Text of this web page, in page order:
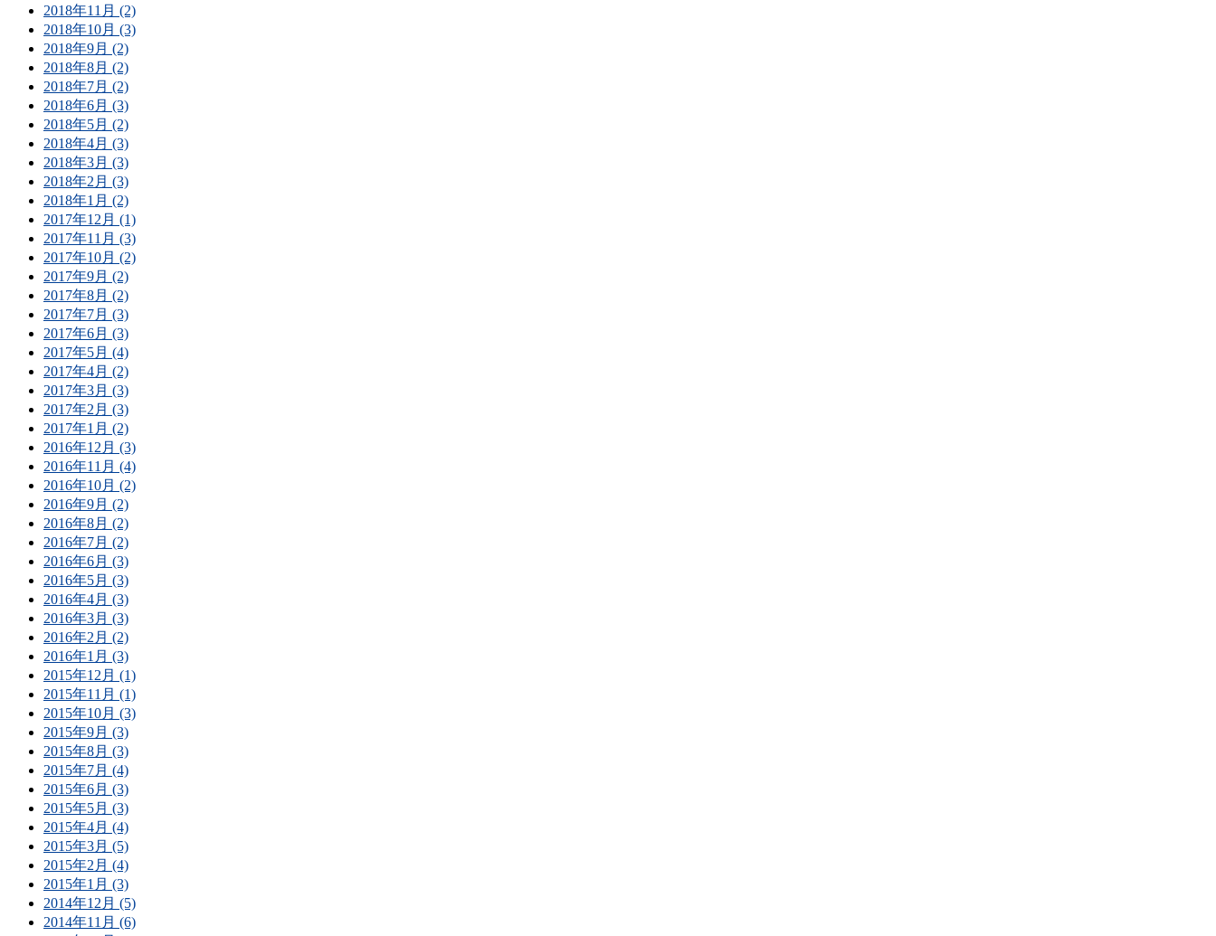
2018年11月 (2)
2018年10月 (3)
2018年9月 (2)
2018年8月 (2)
2018年7月 (2)
2018年6月 (3)
2018年5月 (2)
2018年4月 (3)
2018年3月 (3)
2018年2月 (3)
2018年1月 (2)
2017年12月 (1)
2017年11月 (3)
2017年10月 (2)
2017年9月 (2)
2017年8月 (2)
2017年7月 (3)
2017年6月 (3)
2017年5月 (4)
2017年4月 (2)
2017年3月 (3)
2017年2月 (3)
2017年1月 (2)
2016年12月 (3)
2016年11月 (4)
2016年10月 (2)
2016年9月 (2)
2016年8月 (2)
2016年7月 (2)
2016年6月 (3)
2016年5月 (3)
2016年4月 (3)
2016年3月 (3)
2016年2月 (2)
2016年1月 (3)
2015年12月 (1)
2015年11月 (1)
2015年10月 (3)
2015年9月 (3)
2015年8月 (3)
2015年7月 (4)
2015年6月 (3)
2015年5月 (3)
2015年4月 (4)
2015年3月 (5)
2015年2月 (4)
2015年1月 (3)
2014年12月 (5)
2014年11月 (6)